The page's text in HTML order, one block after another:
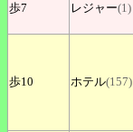
歩7 レジャー(1)
歩10 ホテル(157)